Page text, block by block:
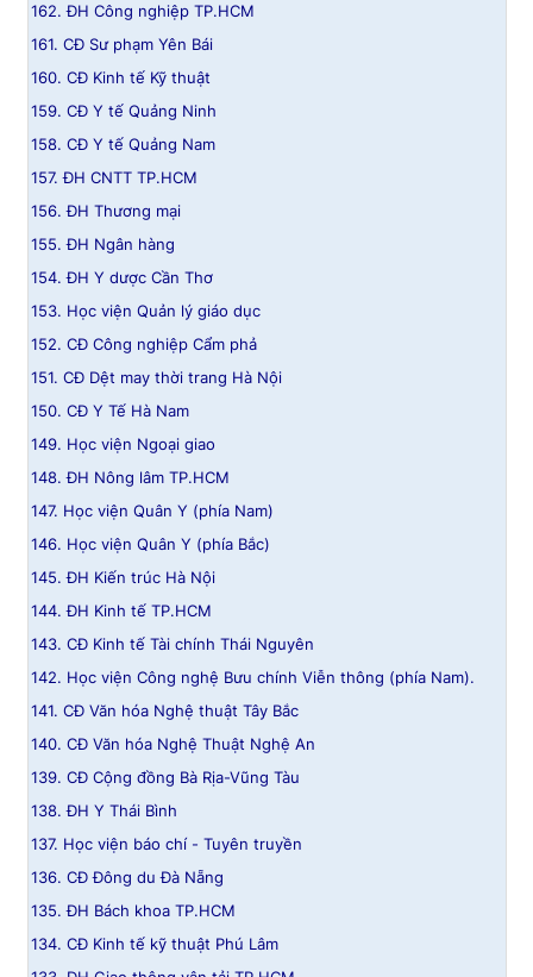
162. ĐH Công nghiệp TP.HCM
161. CĐ Sư phạm Yên Bái
160. CĐ Kinh tế Kỹ thuật
159. CĐ Y tế Quảng Ninh
158. CĐ Y tế Quảng Nam
157. ĐH CNTT TP.HCM
156. ĐH Thương mại
155. ĐH Ngân hàng
154. ĐH Y dược Cần Thơ
153. Học viện Quản lý giáo dục
152. CĐ Công nghiệp Cẩm phả
151. CĐ Dệt may thời trang Hà Nội
150. CĐ Y Tế Hà Nam
149. Học viện Ngoại giao
148. ĐH Nông lâm TP.HCM
147. Học viện Quân Y (phía Nam)
146. Học viện Quân Y (phía Bắc)
145. ĐH Kiến trúc Hà Nội
144. ĐH Kinh tế TP.HCM
143. CĐ Kinh tế Tài chính Thái Nguyên
142. Học viện Công nghệ Bưu chính Viễn thông (phía Nam).
141. CĐ Văn hóa Nghệ thuật Tây Bắc
140. CĐ Văn hóa Nghệ Thuật Nghệ An
139. CĐ Cộng đồng Bà Rịa-Vũng Tàu
138. ĐH Y Thái Bình
137. Học viện báo chí - Tuyên truyền
136. CĐ Đông du Đà Nẵng
135. ĐH Bách khoa TP.HCM
134. CĐ Kinh tế kỹ thuật Phú Lâm